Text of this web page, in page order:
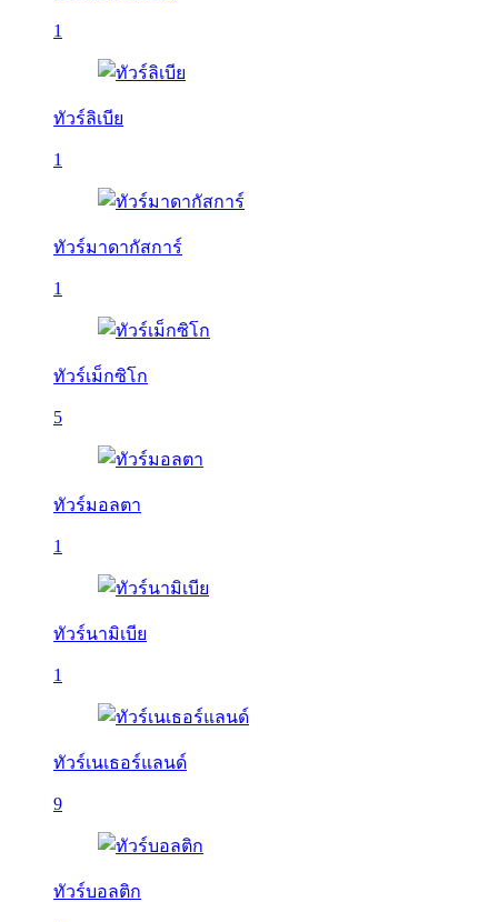
1
ทัวร์ลิเบีย
1
ทัวร์มาดากัสการ์
1
ทัวร์เม็กซิโก
5
ทัวร์มอลตา
1
ทัวร์นามิเบีย
1
ทัวร์เนเธอร์แลนด์
9
ทัวร์บอลติก